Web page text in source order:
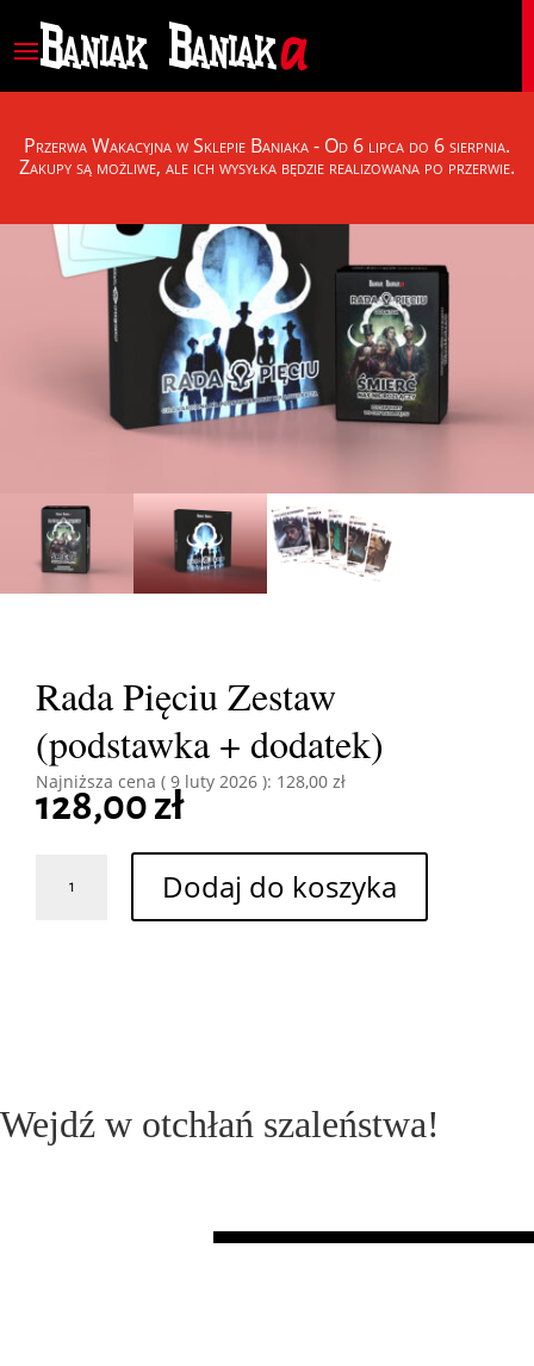
Przerwa Wakacyjna w Sklepie Baniaka - Od 6 lipca do 6 sierpnia.
Zakupy są możliwe, ale ich wysyłka będzie realizowana po przerwie.
Rada Pięciu Zestaw
(podstawka + dodatek)
Najniższa cena ( 9 luty 2026 ): 128,00 zł
128,00zł
Rada
Dodaj do koszyka
Wejdź w otchłań szaleństwa!